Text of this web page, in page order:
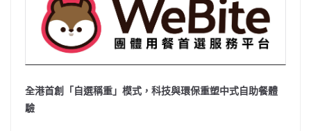
全港首創「自選稱重」模式，科技與環保重塑中式自助餐體
驗